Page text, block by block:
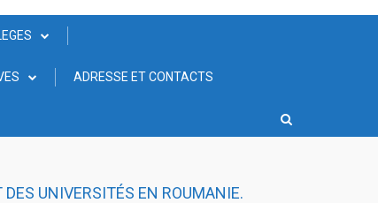
ADRESSE ET CONTACTS
UNIVERSITÉS EN ROUMANIE.